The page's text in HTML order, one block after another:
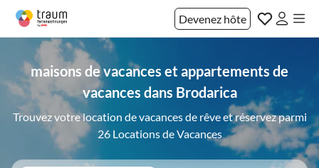
Devenez hôte
maisons de vacances et appartements de
vacances dans Brodarica
Trouvez votre location de vacances de rêve et réservez parmi
26 Locations de Vacances